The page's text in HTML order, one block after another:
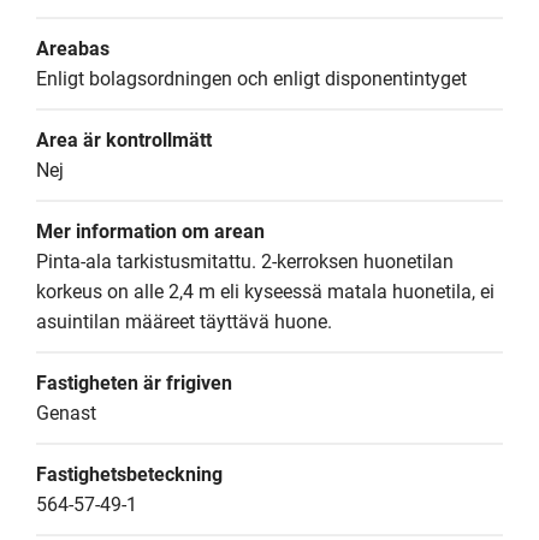
Areabas
Enligt bolagsordningen och enligt disponentintyget
Area är kontrollmätt
Nej
Mer information om arean
Pinta-ala tarkistusmitattu. 2-kerroksen huonetilan
korkeus on alle 2,4 m eli kyseessä matala huonetila, ei
asuintilan määreet täyttävä huone.
Fastigheten är frigiven
Genast
Fastighetsbeteckning
564-57-49-1